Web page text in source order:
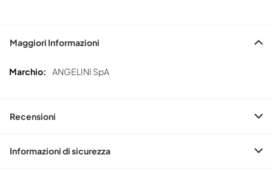
Maggiori Informazioni
Maggiori
ANGELINI SpA
Recensioni
Informazioni di sicurezza